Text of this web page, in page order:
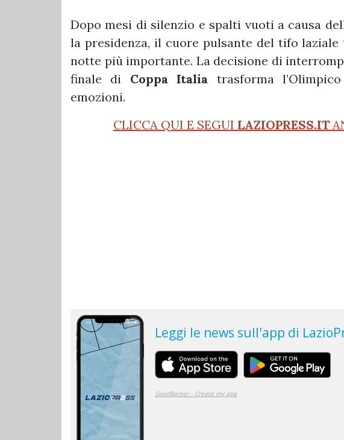
Dopo mesi di silenzio e spalti vuoti a causa
la presidenza, il cuore pulsante del tifo
notte più importante. La decisione di
finale di Coppa Italia trasforma
emozioni.
CLICCA QUI E SEGUI LAZIOPRESS.IT